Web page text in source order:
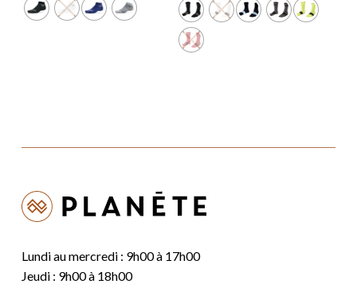
était :
24,99 $.
est :
19,99 $.
Lundi au mercredi : 9h00 à 17h00
Jeudi : 9h00 à 18h00